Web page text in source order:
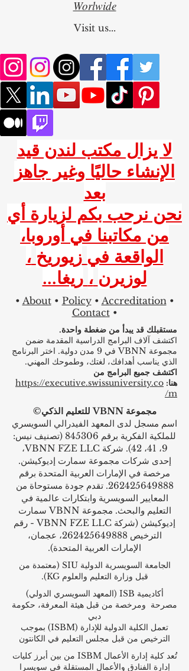
Worlwide
Visit us...
لا يزال مكتب لندن قيد
الإنشاء حاليًا وغير جاهز
بعد
نحن نرحب بكم لزيارة أي
من مكاتبنا في أوروبا،
الواقعة في زيوريخ
لوزيرن ، ريغا...
Policy•Accreditation•
Contact•
مستقبلك قد يبدأ من ضغطة واحدة.
اكتشف آلاف البرامج الدراسية المقدمة ضمن
مجموعة VBNN في 9 مدن دولية. اختر البرنامج
الذي يناسب أهدافك، لغتك، وطموحك المهني.
اكتشف جميع البرامج من
https://executive.swissuniversity.co
m/
مجموعة VBNN للتعليم الذكي©
اسم مسجل لدى المعهد الفيدرالي السويسري
للملكية الفكرية برقم 845306 (تصنيف نيس:
9، 41، 42). شركة VBNN FZE LLC،
إحدى شركات مجموعة سمارت إديوكيشن.
مرخصة في الإمارات العربية المتحدة برقم
262425649888. تقدم جودة مستوحاة من
المعايير السويسرية وابتكارات عالمية في
التعليم والبحث. مجموعة VBNN سمارت
الترخيص
262425649888 ، عجمان،
الإمارات العربية المتحدة).
الجامعة السويسرية الدولية SIU
( معتمدة من
قبل وزارة التعليم والعلوم KG).
أكاديمية ISB (المعهد السويسري الدولي)
مصرحة ومرخصة من قبل هيئة المعرفة، حكومة
دبي
تعمل الكلية الدولية للإدارة (ISBM) بموجب
الترخيص من قبل مجلس التعليم في الكانتون